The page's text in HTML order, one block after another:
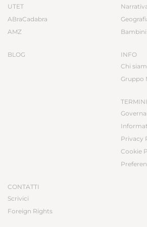
UTET
ABraCadabra
AMZ
BLOG
Bambini
INFO
Chi
Gruppo
Privacy
Cookie
CONTATTI
Scrivici
Foreign Rights